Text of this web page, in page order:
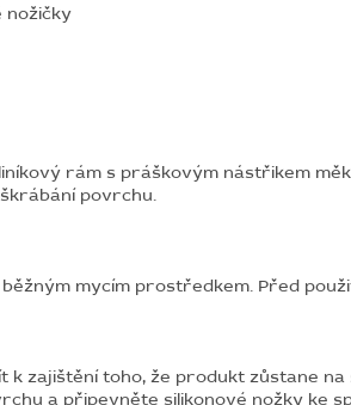
nožičky
rám s práškovým nástřikem
povrchu.
mycím prostředkem. Před
k zajištění toho, že produkt zůstane
a připevněte silikonové nožky ke